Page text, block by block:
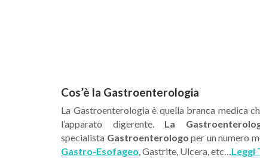
Cos’è la Gastroenterologia
La Gastroenterologia è quella branca medica
l’apparato digerente. La
specialista Gastroenterologo per un numero
Gastro-Esofageo, Gastrite, Ulcera, etc…Leggi